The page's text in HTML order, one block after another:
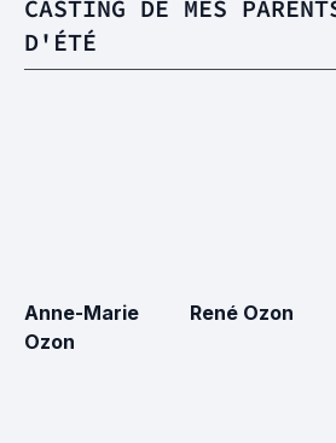
CASTING DE MES
D'ÉTÉ
Anne-Marie
Ozon
René Ozon